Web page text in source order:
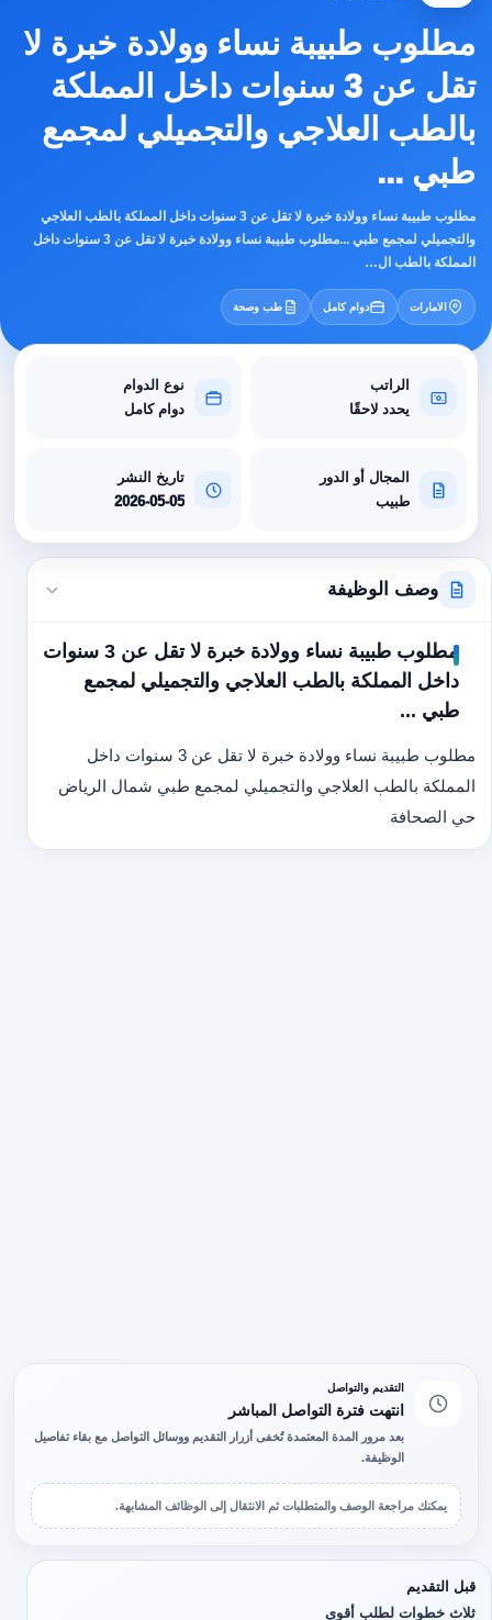
مطلوب طبيبة نساء وولادة خبرة لا
تقل عن 3 سنوات داخل المملكة
بالطب العلاجي والتجميلي لمجمع
طبي ...
مطلوب طبيبة نساء وولادة خبرة لا تقل عن 3 سنوات داخل المملكة بالطب العلاجي
والتجميلي لمجمع طبي ...مطلوب طبيبة نساء وولادة خبرة لا تقل عن 3 سنوات داخل
المملكة بالطب ال…
الامارات دوام كامل طب وصحة
الراتب
يحدد لاحقًا
نوع الدوام
دوام كامل
المجال أو الدور
طبيب
تاريخ النشر
2026-05-05
وصف الوظيفة
مطلوب طبيبة نساء وولادة خبرة لا تقل عن 3 سنوات
داخل المملكة بالطب العلاجي والتجميلي لمجمع
طبي ...
مطلوب طبيبة نساء وولادة خبرة لا تقل عن 3 سنوات داخل
المملكة بالطب العلاجي والتجميلي لمجمع طبي شمال الرياض
حي الصحافة
التقديم والتواصل
انتهت فترة التواصل المباشر
بعد مرور المدة المعتمدة تُخفى أزرار التقديم ووسائل التواصل مع بقاء تفاصيل
الوظيفة.
يمكنك مراجعة الوصف والمتطلبات ثم الانتقال إلى الوظائف المشابهة.
قبل التقديم
ثلاث خطوات لطلب أقوى